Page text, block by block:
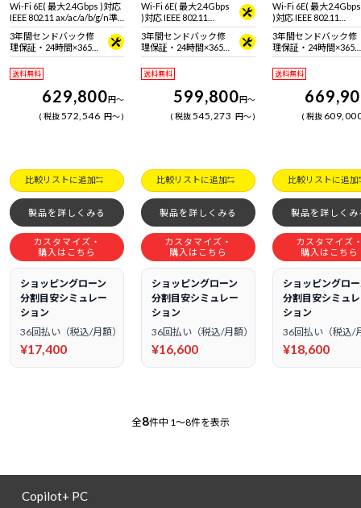
Wi-Fi 6E( 最大2.4Gbps )対応
IEEE 802.11 ax/ac/a/b/g/n準
拠 ＋ Bluetooth 5内蔵
3年間センドバック修
理保証・24時間×365
日電話サポート
送料無料
629,800円～
税抜572,546 円～
比較リストに追加
製品を詳しくみる
カスタマイズ・
購入はこちら
ショッピングローン
分割目安シミュレー
ション
36回払い（税込/月額）
¥17,400
Wi-Fi 6E( 最大2.4Gbps
)対応 IEEE 802.11
ax/ac/a/b/g/n準拠 ＋
Bluetooth 5内蔵
3年間センドバック修
理保証・24時間×365
日電話サポート
送料無料
599,800円～
税抜545,273 円～
比較リストに追加
製品を詳しくみる
カスタマイズ・
購入はこちら
ショッピングローン
分割目安シミュレー
ション
36回払い（税込/月額）
¥16,600
Wi-Fi 6E( 最大2.4Gbps
)対応 IEEE 802.11
ax/ac/a/b/g/n準拠 ＋
Bluetooth 5内蔵
3年間センドバック修
理保証・24時間×365
日電話サポート
送料無料
税抜
比較リストに追加
製品を詳しくみ
カスタマイズ
購入はこちら
ショッピングロ
分割目安シミュ
ション
36回払い（税込/
¥18,600
全8件中 1～8件を表示
Copilot+ PC